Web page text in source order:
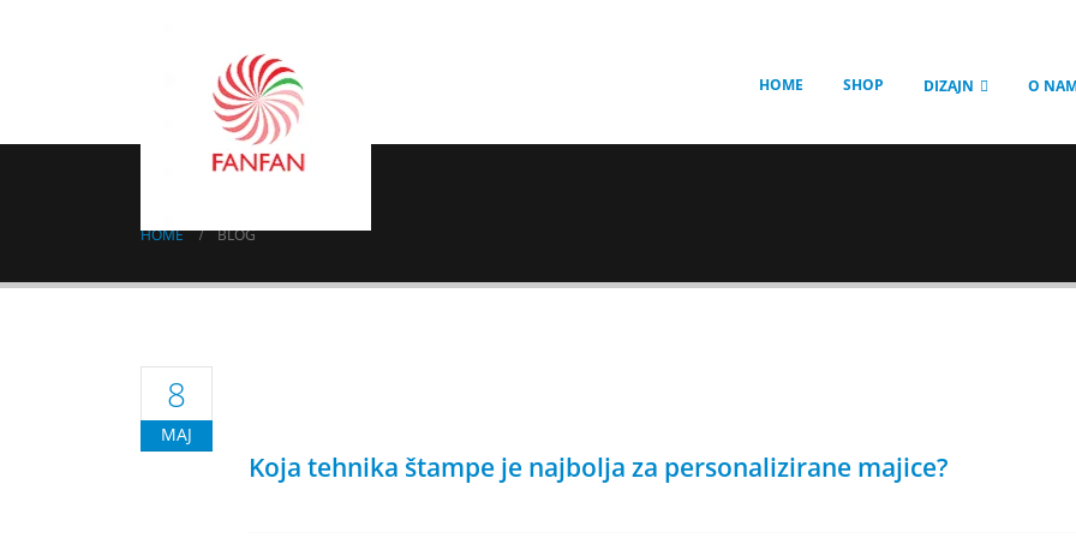
HOME SHOP DIZAJN O
HOME BLOG
8
MAJ
Koja tehnika štampe je najbolja za personalizirane majice?